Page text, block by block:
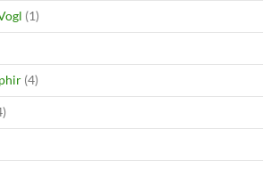
(1)
(4)